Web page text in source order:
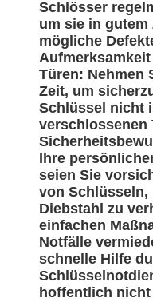
Schlösser
um sie in gutem
mögliche
Türen: Nehmen
Zeit, um
Schlüssel nicht
verschlossenen
Ihre
seien Sie
von Schlüsseln,
Diebstahl zu
einfachen
Notfälle
schnelle Hilfe
hoffentlich